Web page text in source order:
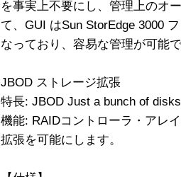
を事実上不要にし、管理上のオ
て、GUI はSun StorEdge 3000
なっており、容易な管理が可能
JBOD ストレージ拡張
特長: JBOD Just a bunch of
機能: RAIDコントローラ・アレ
拡張を可能にします。